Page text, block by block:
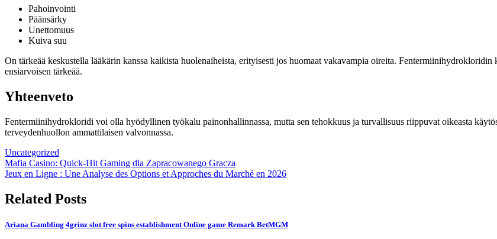
Pahoinvointi
Päänsärky
Unettomuus
Kuiva suu
On tärkeää keskustella lääkärin kanssa kaikista huolenaiheista, erityisesti jos huomaat vakavampia oireita.
ensiarvoisen tärkeää.
Yhteenveto
Fentermiinihydrokloridi voi olla hyödyllinen työkalu painonhallinnassa, mutta sen tehokkuus ja turvallisuus riippuvat oikeasta
terveydenhuollon ammattilaisen valvonnassa.
Uncategorized
Post
navigation
Mafia Casino: Quick‑Hit Gaming dla Zapracowanego Gracza
Jeux en Ligne : Une Analyse des Options et Approches du Marché en 2026
Related Posts
Ariana Gambling 4grinz slot free spins establishment Online game Remark BetMGM